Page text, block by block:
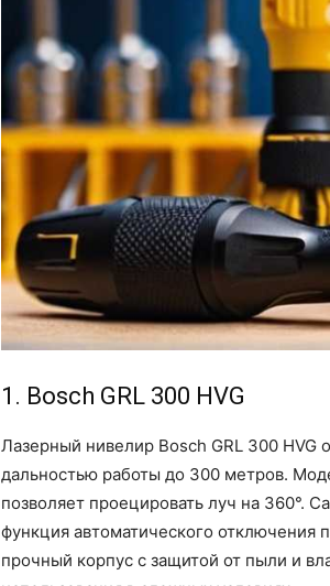
1. Bosch GRL 300 HVG
Лазерный нивелир Bosch GRL 300
дальностью работы до 300 метров.
позволяет проецировать луч на 360°.
функция автоматического отключения
прочный корпус с защитой от пыли и